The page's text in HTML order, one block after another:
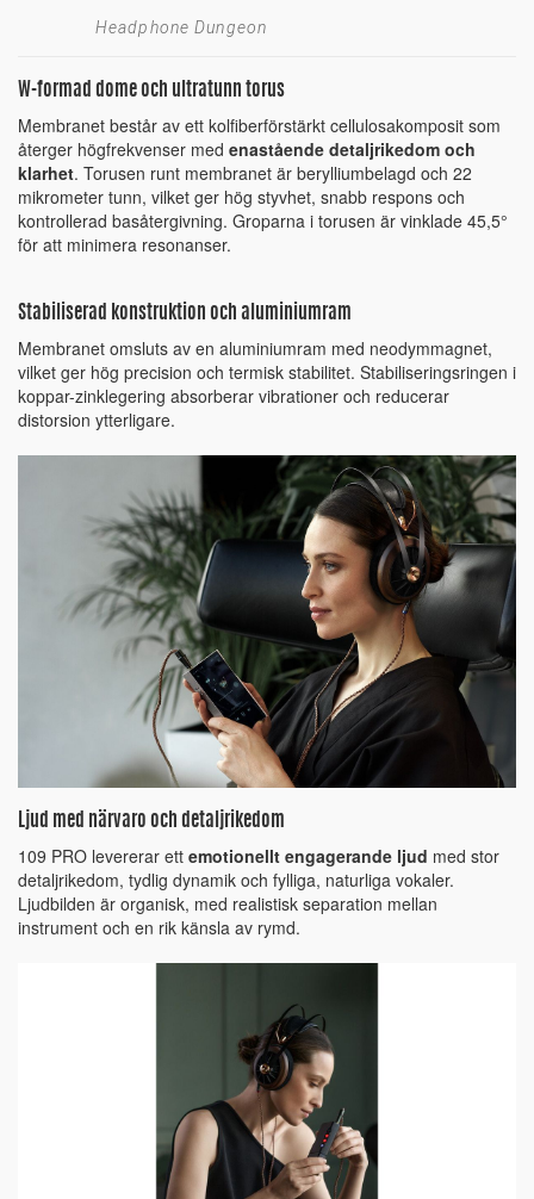
Headphone Dungeon
W-formad dome och ultratunn torus
Membranet består av ett kolfiberförstärkt cellulosakomposit som
återger högfrekvenser med enastående detaljrikedom och
klarhet. Torusen runt membranet är berylliumbelagd och 22
mikrometer tunn, vilket ger hög styvhet, snabb respons och
kontrollerad basåtergivning. Groparna i torusen är vinklade 45,5°
för att minimera resonanser.
Stabiliserad konstruktion och aluminiumram
Membranet omsluts av en aluminiumram med neodymmagnet,
vilket ger hög precision och termisk stabilitet. Stabiliseringsringen i
koppar-zinklegering absorberar vibrationer och reducerar
distorsion ytterligare.
Ljud med närvaro och detaljrikedom
109 PRO levererar ett emotionellt engagerande ljud med stor
detaljrikedom, tydlig dynamik och fylliga, naturliga vokaler.
Ljudbilden är organisk, med realistisk separation mellan
instrument och en rik känsla av rymd.